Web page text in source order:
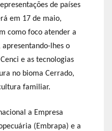
de países
em 17 de maio,
como foco atender a
lhes o
e as tecnologias
no bioma Cerrado,
familiar.
a Empresa
(Embrapa) e a